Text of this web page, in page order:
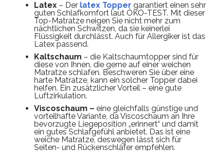
Latex – Der latex Topper garantiert einen sehr
guten Schlafkomfort laut ÖKO-TEST. Mit dieser
Top-Matratze neigen Sie nicht mehr zum
nächtlichen Schwitzen, da sie keinerlei
Flüssigkeit durchlässt. Auch für Allergiker ist das
Latex passend.
Kaltschaum – die Kaltschaumtopper sind für
diese von Ihnen, die gerne auf einer weichen
Matratze schlafen. Beschweren Sie über eine
harte Matratze, kann ein solcher Topper dabei
helfen. Ein zusätzlicher Vorteil – eine gute
Luftzirkulation.
Viscoschaum – eine gleichfalls günstige und
vorteilhafte Variante, da Viscoschaum an Ihre
bevorzugte Liegeposition „erinnert“ und damit
ein gutes Schlafgefühl anbietet. Das ist eine
weiche Matratze, deswegen lässt sich für
Seiten- und Rückenschläfer empfehlen.